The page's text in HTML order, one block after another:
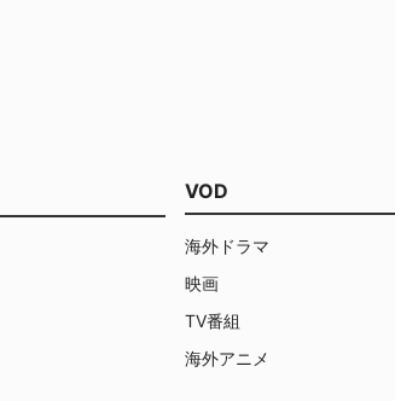
VOD
海外ドラマ
映画
TV番組
海外アニメ